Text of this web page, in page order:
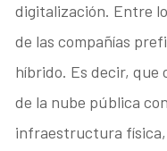
digitalización. Entre
de las compañías
híbrido. Es decir, que
de la nube pública
infraestructura física,